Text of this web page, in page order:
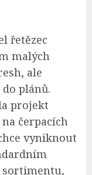
řetězec
malých
ale
plánů.
projekt
čerpacích
vyniknout
sortimentu,